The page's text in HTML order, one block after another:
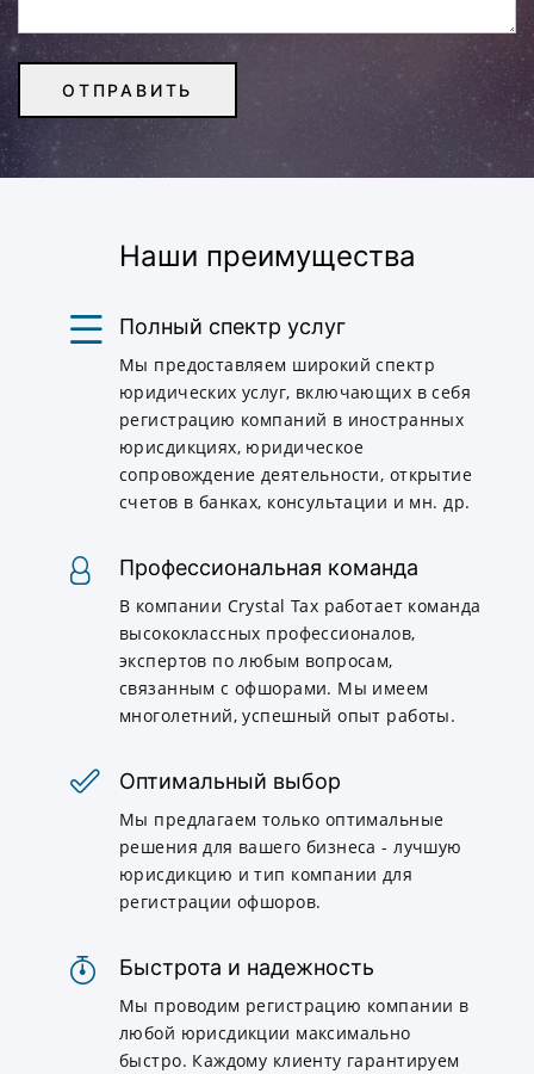
Наши преимущества
Полный спектр услуг
Мы предоставляем широкий спектр
юридических услуг, включающих в себя
регистрацию компаний в иностранных
юрисдикциях, юридическое
сопровождение деятельности, открытие
счетов в банках, консультации и мн. др.
Профессиональная команда
В компании Crystal Tax работает команда
высококлассных профессионалов,
экспертов по любым вопросам,
связанным с офшорами. Мы имеем
многолетний, успешный опыт работы.
Оптимальный выбор
Мы предлагаем только оптимальные
решения для вашего бизнеса - лучшую
юрисдикцию и тип компании для
регистрации офшоров.
Быстрота и надежность
Мы проводим регистрацию компании в
любой юрисдикции максимально
быстро. Каждому клиенту гарантируем